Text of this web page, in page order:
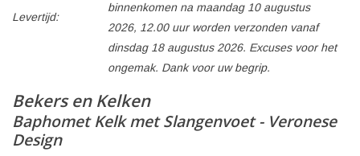
Levertijd:
binnenkomen na maandag 10 augustus
2026, 12.00 uur worden verzonden vanaf
dinsdag 18 augustus 2026. Excuses voor het
ongemak. Dank voor uw begrip.
Bekers en Kelken
Baphomet Kelk met Slangenvoet - Veronese
Design